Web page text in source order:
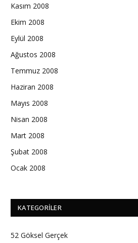
Kasım 2008
Ekim 2008
Eylül 2008
Ağustos 2008
Temmuz 2008
Haziran 2008
Mayıs 2008
Nisan 2008
Mart 2008
Şubat 2008
Ocak 2008
KATEGORILER
52 Göksel Gerçek